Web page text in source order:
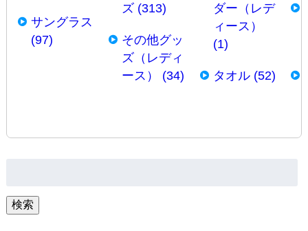
サングラス
(97)
ズ (313)
その他グッ
ズ（レディ
ース） (34)
ダー（レデ
ィース）
(1)
タオル (52)
検索